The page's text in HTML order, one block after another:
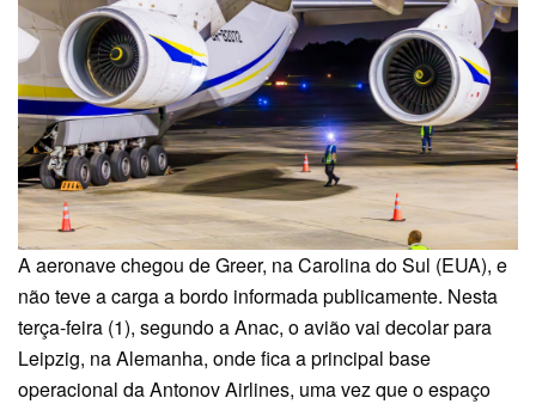
A aeronave chegou de Greer, na Carolina do Sul (EUA), e
não teve a carga a bordo informada publicamente. Nesta
terça-feira (1), segundo a Anac, o avião vai decolar para
Leipzig, na Alemanha, onde fica a principal base
operacional da Antonov Airlines, uma vez que o espaço